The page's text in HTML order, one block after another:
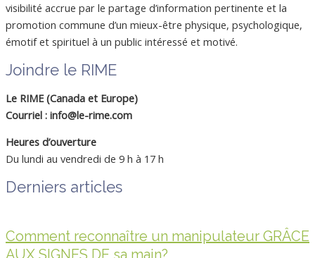
visibilité accrue par le partage d’information pertinente et la
promotion commune d’un mieux-être physique, psychologique,
émotif et spirituel à un public intéressé et motivé.
Joindre le RIME
Le RIME (Canada et Europe)
Courriel : info@le-rime.com
Heures d’ouverture
Du lundi au vendredi de 9 h à 17 h
Derniers articles
Comment reconnaître un manipulateur GRÂCE
AUX SIGNES DE sa main?